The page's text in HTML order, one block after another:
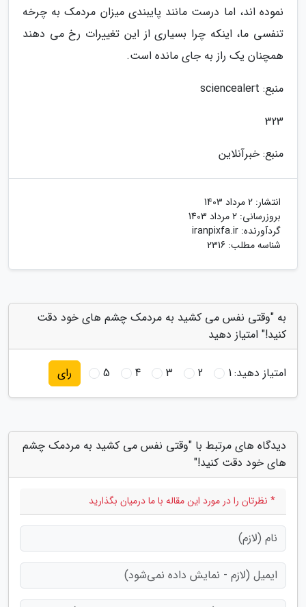
نموده اند، اما درست مانند پایبندی میزان مردمک به چرخه
تنفسی ما، اینکه چرا بسیاری از این تغییرات رخ می دهند
همچنان یک راز به جای مانده است.
منبع: sciencealert
323
منبع: خبرآنلاین
انتشار: 2 مرداد 1403
بروزرسانی: 2 مرداد 1403
گردآورنده: iranpixfa.ir
شناسه مطلب: 2316
به "وقتی نفس می کشید به مردمک چشم های خود دقت
کنید!" امتیاز دهید
امتیاز دهید:1
2
3
4
5 رای
دیدگاه های مرتبط با "وقتی نفس می کشید به مردمک چشم
های خود دقت کنید!"
* نظرتان را در مورد این مقاله با ما درمیان بگذارید